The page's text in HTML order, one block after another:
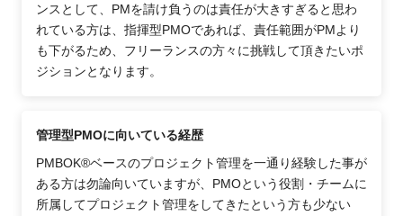
ンスとして、PMを請け負うのは責任が大きすぎると思わ
れている方は、指揮型PMOであれば、責任範囲がPMより
も下がるため、フリーランスの方々に挑戦して頂きたいポ
ジションとなります。
管理型PMOに向いている経歴
PMBOK®ベースのプロジェクト管理を一通り経験した事が
ある方は勿論向いていますが、PMOという役割・チームに
所属してプロジェクト管理をしてきたという方も少ない